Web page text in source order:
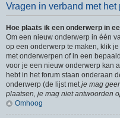
Vragen in verband met
Hoe plaats ik een onderwerp in
Om een nieuw onderwerp in één
op een onderwerp te maken, klik
met onderwerpen of in een
voor je een nieuw onderwerp kan
hebt in het forum staan onderaan
onderwerp (de lijst metje mag
plaatsen, je mag niet antwoorden
Omhoog